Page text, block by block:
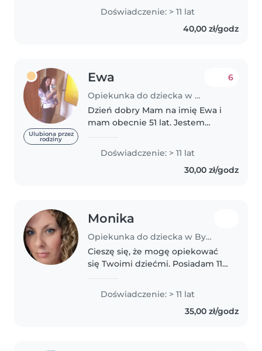
wychowałam.Z zawodu jestem
firmę.Pandemia zmusiła mnie do
Doświadczenie: > 11 lat
40,00 zł/godz
Ulubiona przez
rodziny
Ewa
Opiekunka do dziecka w Bydgoszcz
6
Dzień dobry Mam na imię Ewa i
mam obecnie 51 lat. Jestem
Nianią, opiekunką dziecięcą od
ponad 20 lat. Opiekowałam się
dziećmi bardzo małymi
Doświadczenie: > 11 lat
30,00 zł/godz
Monika
Opiekunka do dziecka w Bydgoszcz
Cieszę się, że mogę opiekować
się Twoimi dziećmi. Posiadam 11-
w każdym wieku – od
najmłodszych po nastolatki.
Lubię czytać, rysować oraz
Doświadczenie: > 11 lat
35,00 zł/godz